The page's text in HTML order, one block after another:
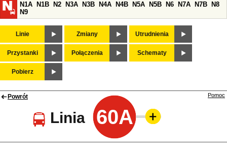
N1A
N1B N2 N3A N3B N4A N4B N5A N5B N6 N7A N7B
N8
N9
Linie Zmiany Utrudnienia
Przystanki Połączenia Schematy
Pobierz
Powrót
Linia 60A
Pomoc